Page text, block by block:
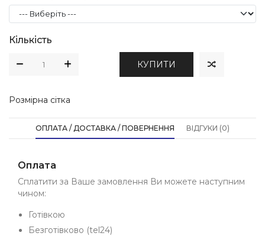
Кількість
КУПИТИ
Розмірна сітка
ОПЛАТА / ДОСТАВКА / ПОВЕРНЕННЯ ВІДГУКИ (0)
Оплата
Сплатити за Ваше замовлення Ви можете наступним
чином:
Готівкою
Безготівково (tel24)